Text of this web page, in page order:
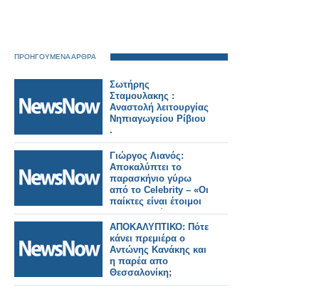
ΠΡΟΗΓΟΥΜΕΝΑ ΑΡΘΡΑ
Σωτήρης
Σταμουλακης :
Αναστολή λειτουργίας
Νηπιαγωγείου Ρίβιου
.
Γιώργος Λιανός:
Αποκαλύπτει το
παρασκήνιο γύρω
από το Celebrity – «Οι
παίκτες είναι έτοιμοι
προς αναχώρηση»
ΑΠΟΚΑΛΥΠΤΙΚΟ: Πότε
κάνει πρεμιέρα ο
Αντώνης Κανάκης και
η παρέα απο
Θεσσαλονίκη;